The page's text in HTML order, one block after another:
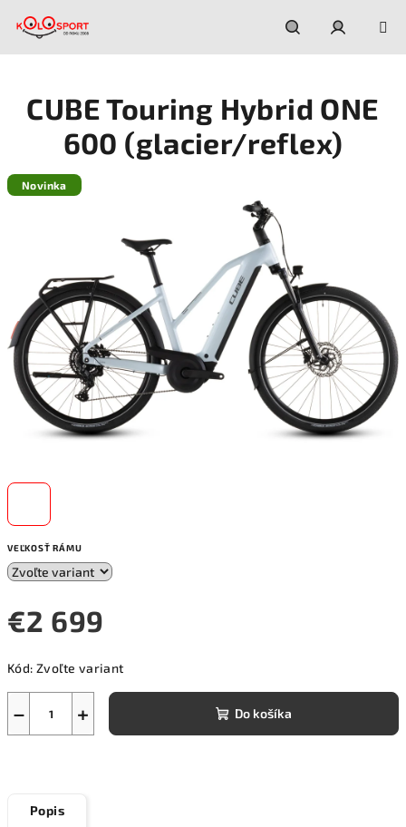
Hľadať
VEĽKOSŤ RÁMU
€2 699
cena:
Kód: Zvoľte variant
+
− Do košíka
CUBE Touring Hybrid ONE
600 (glacier/reflex)
Novinka
Popis